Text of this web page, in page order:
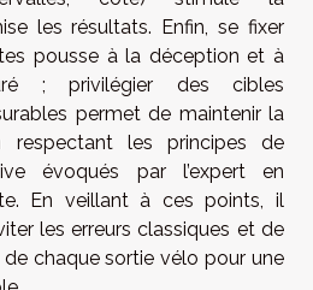
les résultats. Enfin, se fixer
pousse à la déception et à
; privilégier des cibles
permet de maintenir la
les principes de
évoqués par l’expert en
En veillant à ces points, il
les erreurs classiques et de
de chaque sortie vélo pour une